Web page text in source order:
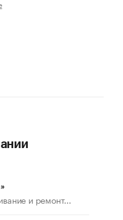
и ремонт...